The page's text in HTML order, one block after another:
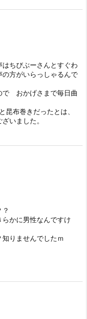
ちびぶーさんとすぐわ
方がいらっしゃるんで
で おかげさまで毎日曲
布巻きだったとは、
いました。
かに男性なんですけ
りませんでしたｍ